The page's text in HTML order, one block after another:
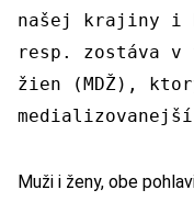
našej krajiny i
resp. zostáva v
žien (MDŽ),
Muži i ženy, obe